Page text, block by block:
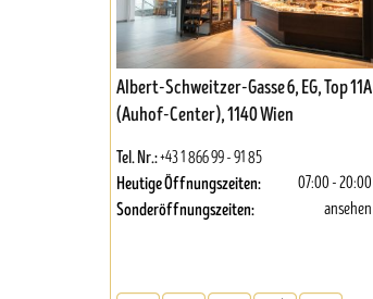
Albert-Schweitzer-Gasse 6, EG, Top 11A
(Auhof-Center), 1140 Wien
Tel. Nr.:+43 1 866 99 - 91 85
Heutige Öffnungszeiten: 07:00 - 20:00
Sonderöffnungszeiten: ansehen